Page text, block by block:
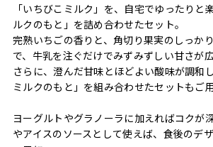
「いちびこミルク」を、自宅でゆったりと
ルクのもと」を詰め合わせたセット。
完熟いちごの香りと、角切り果実のしっか
で、牛乳を注ぐだけでみずみずしい甘さが広
さらに、澄んだ甘味とほどよい酸味が調和
ミルクのもと」を組み合わせたセットもご
ヨーグルトやグラノーラに加えればコクが
やアイスのソースとして使えば、食後のデ